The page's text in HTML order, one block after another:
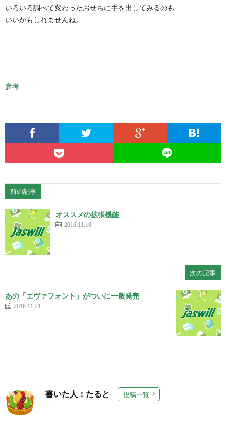
いろいろ調べて変わったおせちに手を出してみるのも
いいかもしれませんね。
参考
前の記事
オススメの拡張機能
2016.11.18
次の記事
あの「エヴァフォント」がついに一般発売
2016.11.21
書いた人：たると 投稿一覧